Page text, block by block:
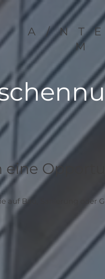
A/
M
eine
auf Bau, Sanierung oder